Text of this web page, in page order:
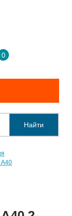
0
Найти
А40